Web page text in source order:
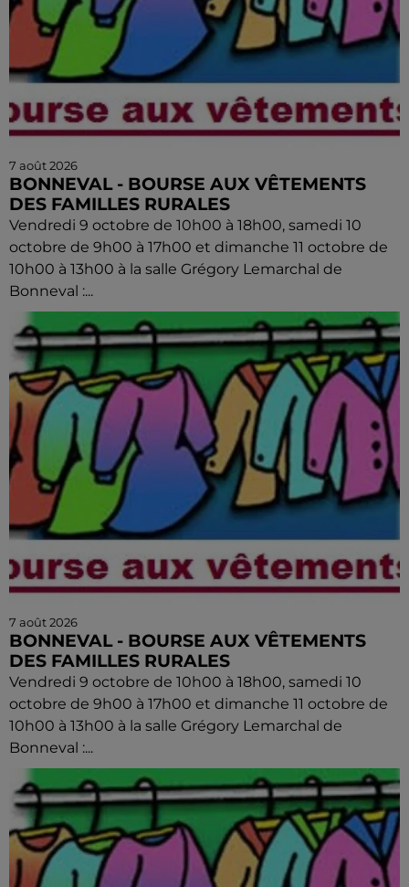
7 août 2026
BONNEVAL - BOURSE AUX VÊTEMENTS
DES FAMILLES RURALES
Vendredi 9 octobre de 10h00 à 18h00, samedi 10
octobre de 9h00 à 17h00 et dimanche 11 octobre de
10h00 à 13h00 à la salle Grégory Lemarchal de
Bonneval :...
7 août 2026
BONNEVAL - BOURSE AUX VÊTEMENTS
DES FAMILLES RURALES
Vendredi 9 octobre de 10h00 à 18h00, samedi 10
octobre de 9h00 à 17h00 et dimanche 11 octobre de
10h00 à 13h00 à la salle Grégory Lemarchal de
Bonneval :...